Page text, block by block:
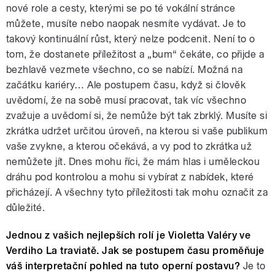
nové role a cesty, kterými se po té vokální stránce
můžete, musíte nebo naopak nesmíte vydávat. Je to
takový kontinuální růst, který nelze podcenit. Není to o
tom, že dostanete příležitost a „bum“ čekáte, co přijde a
bezhlavě vezmete všechno, co se nabízí. Možná na
začátku kariéry… Ale postupem času, když si člověk
uvědomí, že na sobě musí pracovat, tak víc všechno
zvažuje a uvědomí si, že nemůže být tak zbrklý. Musíte si
zkrátka udržet určitou úroveň, na kterou si vaše publikum
vaše zvykne, a kterou očekává, a vy pod to zkrátka už
nemůžete jít. Dnes mohu říci, že mám hlas i uměleckou
dráhu pod kontrolou a mohu si vybírat z nabídek, které
přicházejí. A všechny tyto příležitosti tak mohu označit za
důležité.
Jednou z vašich nejlepších rolí je Violetta Valéry ve
Verdiho La traviatě. Jak se postupem času proměňuje
váš interpretační pohled na tuto operní postavu? Je to